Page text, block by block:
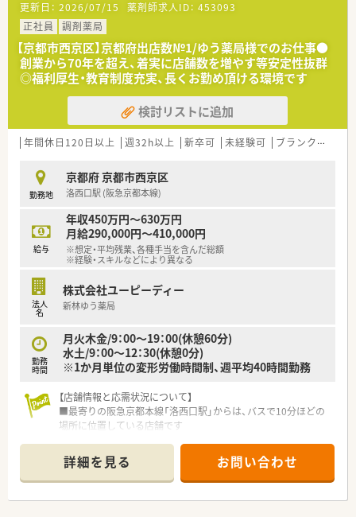
■今後の店舗体制の強化と、より質の高い医療サービスを提供し
ていくための増員募集です
■周囲のスタッフと円滑にコミュニケーションを図り、チームの
一員として貢献できる方を求めています
■新しい知識やスキルの習得に意欲的で、自身のキャリアアップ
を目指す向上心のある方を歓迎します
【職場環境と雰囲気】
■きれいで清潔感のある薬局のため、患者様はもちろんのこと、
スタッフも気持ちよく働ける環境が整っています
休みなどにも柔軟に助け合える文化が根付いています
■少人数で運営している店舗のため、スタッフ同士の距離が近
く、和やかでアットホームな雰囲気で働いています
【想定されるキャリアイメージ】
■勤務薬剤師として経験を積んだ後、管理薬剤師やブロック長、
エリアマネージャーへの道が開かれています
■実際に中途入社から1年で管理薬剤師へ、5年でブロック長へ
昇進した実績が多数ございます
■年に一度、自身のキャリアプランや働き方について上長と面談
する自己申告制度が設けられています
更新日： 2026/07/15 薬剤師求人ID： 453093
正社員
調剤薬局
【京都市西京区】京都府出店数№1/ゆう薬局様でのお仕事●
創業から70年を超え、着実に店舗数を増やす等安定性抜群
◎福利厚生・教育制度充実、長くお勤め頂ける環境です
検討リストに追加
年間休日120日以上 週32h以上 新卒可 未経験可 ブランク可
勤務地
京都府 京都市西京区
洛西口駅 (阪急京都本線)
給与
年収450万円～630万円
月給290,000円～410,000円
※想定・平均残業、各種手当を含んだ総額
※経験・スキルなどにより異なる
法人
名
株式会社ユーピーディー
新林ゆう薬局
勤務
時間
月火木金/9：00～19：00(休憩60分)
水土/9：00～12：30(休憩0分)
※1か月単位の変形労働時間制、週平均40時間勤務
【店舗情報と応需状況について】
■最寄りの阪急京都本線「洛西口駅」からは、バスで10分ほどの
場所に位置している店舗です
と落ち着いて応需します
■薬剤師は2名体制を基本としており、事務スタッフと協力しな
がら日々の業務にあたります
詳細を見る お問い合わせ